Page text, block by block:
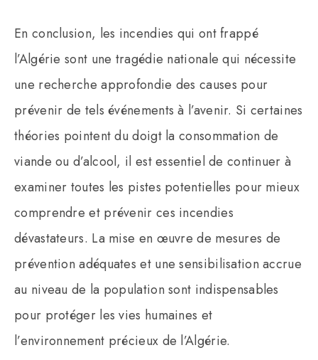
En conclusion, les incendies qui ont frappé
l’Algérie sont une tragédie nationale qui nécessite
une recherche approfondie des causes pour
prévenir de tels événements à l’avenir. Si certaines
théories pointent du doigt la consommation de
viande ou d’alcool, il est essentiel de continuer à
examiner toutes les pistes potentielles pour mieux
comprendre et prévenir ces incendies
dévastateurs. La mise en œuvre de mesures de
prévention adéquates et une sensibilisation accrue
au niveau de la population sont indispensables
pour protéger les vies humaines et
l’environnement précieux de l’Algérie.